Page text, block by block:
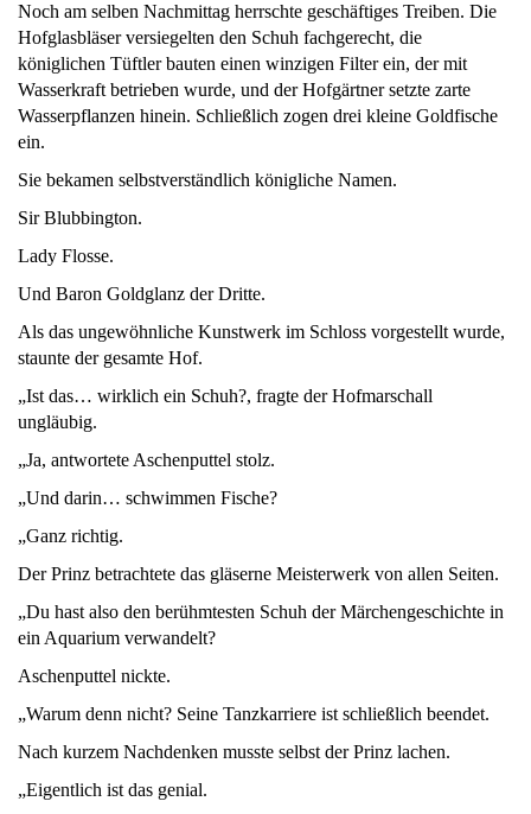
Noch am selben Nachmittag herrschte geschäftiges Treiben. Die
Hofglasbläser versiegelten den Schuh fachgerecht, die
königlichen Tüftler bauten einen winzigen Filter ein, der mit
Wasserkraft betrieben wurde, und der Hofgärtner setzte zarte
Wasserpflanzen hinein. Schließlich zogen drei kleine Goldfische
ein.
Sie bekamen selbstverständlich königliche Namen.
Sir Blubbington.
Lady Flosse.
Und Baron Goldglanz der Dritte.
Als das ungewöhnliche Kunstwerk im Schloss vorgestellt wurde,
staunte der gesamte Hof.
„Ist das… wirklich ein Schuh?, fragte der Hofmarschall
ungläubig.
„Ja, antwortete Aschenputtel stolz.
„Und darin… schwimmen Fische?
„Ganz richtig.
Der Prinz betrachtete das gläserne Meisterwerk von allen Seiten.
„Du hast also den berühmtesten Schuh der Märchengeschichte in
ein Aquarium verwandelt?
Aschenputtel nickte.
„Warum denn nicht? Seine Tanzkarriere ist schließlich beendet.
Nach kurzem Nachdenken musste selbst der Prinz lachen.
„Eigentlich ist das genial.